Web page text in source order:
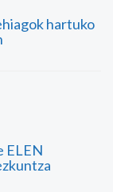
hartuko
ELEN